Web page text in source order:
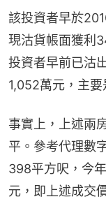
該投資者早於
現沽貨帳面獲利
投資者早前已沽
1,052萬元，主要
事實上，上述兩
平。參考代理數
398平方呎，今
元，即上述成交